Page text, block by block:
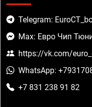
Telegram:
Max: Евро Чип
https://vk.com/
WhatsApp:
+7 831 238 91 82